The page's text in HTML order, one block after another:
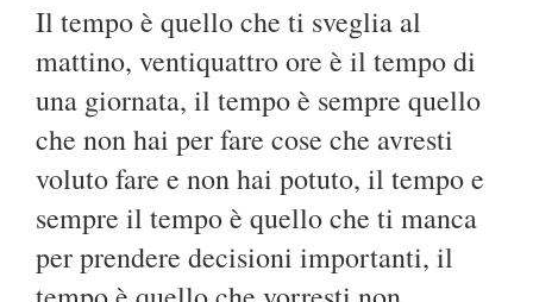
Il tempo è quello che ti sveglia al
mattino, ventiquattro ore è il tempo di
una giornata, il tempo è sempre quello
che non hai per fare cose che avresti
voluto fare e non hai potuto, il tempo e
sempre il tempo è quello che ti manca
per prendere decisioni importanti, il